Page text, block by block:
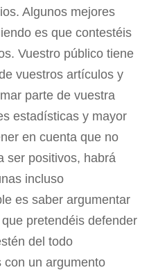
Algunos mejores
es que contestéis
Vuestro público tiene
vuestros artículos y
parte de vuestra
estadísticas y mayor
en cuenta que no
ser positivos, habrá
incluso
es saber argumentar
pretendéis defender
del todo
con un argumento